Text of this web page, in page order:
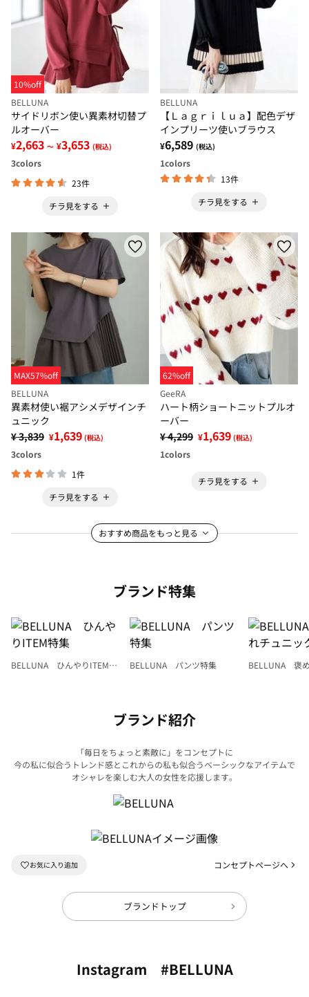
10%off
BELLUNA
サイドリボン使い異素材切替プ
ルオーバー
¥2,663 ～ ¥3,653 (税込)
3colors
23件
チラ見をする
BELLUNA
【Ｌａｇｒｉｌｕａ】配色デザ
インプリーツ使いブラウス
¥6,589 (税込)
1colors
13件
チラ見をする
MAX57%off
BELLUNA
異素材使い裾アシメデザインチ
ュニック
¥ 3,839 ¥1,639 (税込)
3colors
1件
チラ見をする
62%off
GeeRA
ハート柄ショートニットプルオ
ーバー
¥ 4,299 ¥1,639 (税込)
1colors
チラ見をする
おすすめ商品をもっと見る
ブランド特集
BELLUNA ひんやりITEM特
BELLUNA パンツ特集
BELLUNA 褒
ブランド紹介
「毎日をちょっと素敵に」をコンセプトに
今の私に似合うトレンド感とこれからの私も似合うベーシックなアイテムで
オシャレを楽しむ大人の女性を応援します。
コンセプトページへ
ブランドトップ
Instagram #BELLUNA